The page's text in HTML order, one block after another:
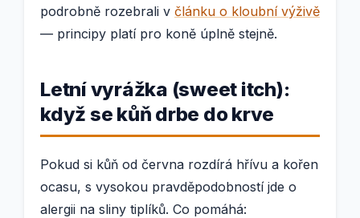
podrobně rozebrali v článku o kloubní výživě
— principy platí pro koně úplně stejně.
Letní vyrážka (sweet itch):
když se kůň drbe do krve
Pokud si kůň od června rozdírá hřívu a kořen
ocasu, s vysokou pravděpodobností jde o
alergii na sliny tiplíků. Co pomáhá: